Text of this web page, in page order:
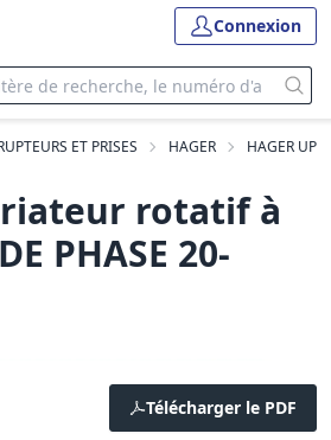
Connexion
ET PRISES HAGER HAGER UP
rotatif à
PHASE 20-
Télécharger le PDF